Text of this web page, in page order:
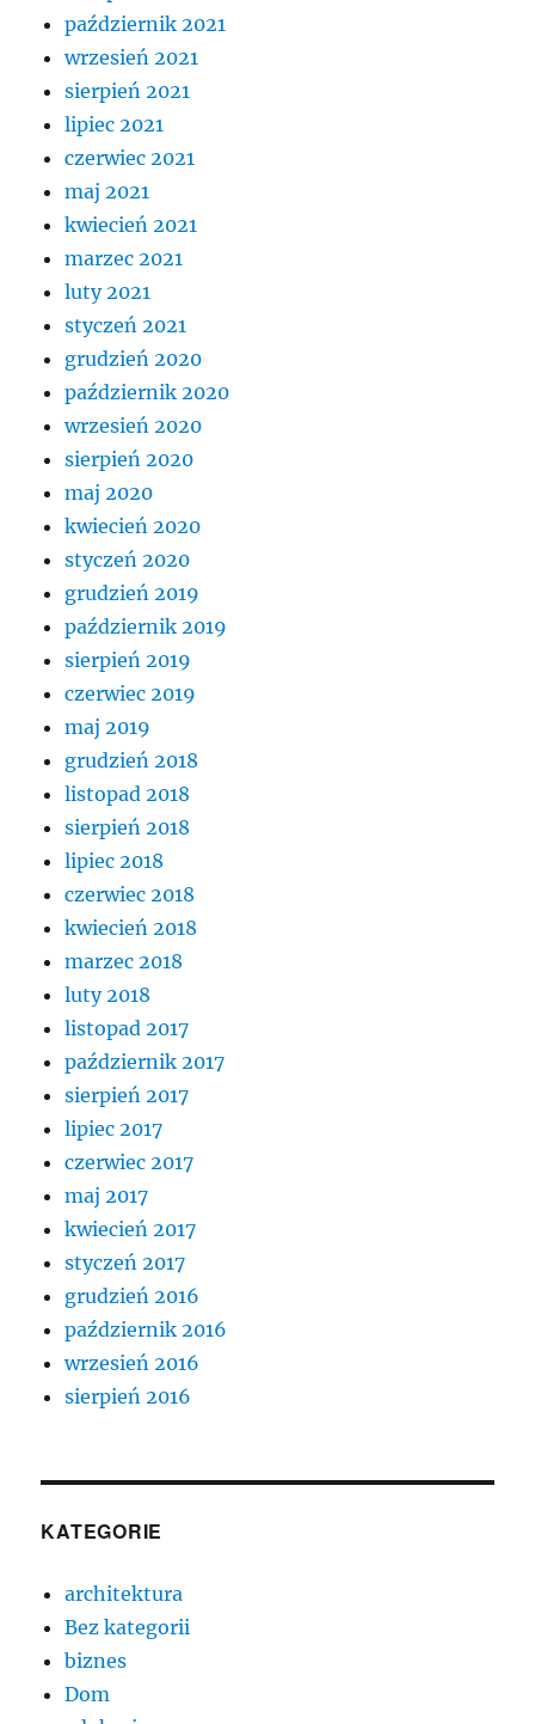
październik 2021
wrzesień 2021
sierpień 2021
lipiec 2021
czerwiec 2021
maj 2021
kwiecień 2021
marzec 2021
luty 2021
styczeń 2021
grudzień 2020
październik 2020
wrzesień 2020
sierpień 2020
maj 2020
kwiecień 2020
styczeń 2020
grudzień 2019
październik 2019
sierpień 2019
czerwiec 2019
maj 2019
grudzień 2018
listopad 2018
sierpień 2018
lipiec 2018
czerwiec 2018
kwiecień 2018
marzec 2018
luty 2018
listopad 2017
październik 2017
sierpień 2017
lipiec 2017
czerwiec 2017
maj 2017
kwiecień 2017
styczeń 2017
grudzień 2016
październik 2016
wrzesień 2016
sierpień 2016
KATEGORIE
architektura
Bez kategorii
biznes
Dom